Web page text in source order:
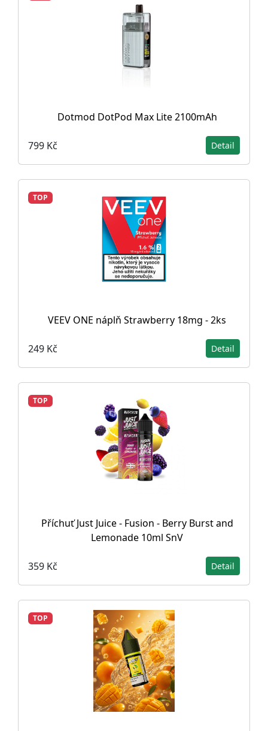
Dotmod DotPod Max Lite 2100mAh
799 Kč Detail
TOP
VEEV ONE náplň Strawberry 18mg - 2ks
249 Kč Detail
TOP
Příchuť Just Juice - Fusion - Berry Burst and
Lemonade 10ml SnV
359 Kč Detail
TOP